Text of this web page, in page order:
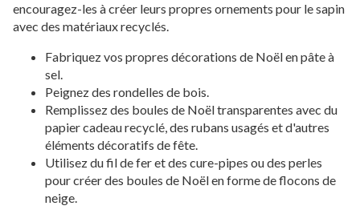
encouragez-les à créer leurs propres ornements pour le sapin
avec des matériaux recyclés.
Fabriquez vos propres décorations de Noël en pâte à
sel.
Peignez des rondelles de bois.
Remplissez des boules de Noël transparentes avec du
papier cadeau recyclé, des rubans usagés et d'autres
éléments décoratifs de fête.
Utilisez du fil de fer et des cure-pipes ou des perles
pour créer des boules de Noël en forme de flocons de
neige.